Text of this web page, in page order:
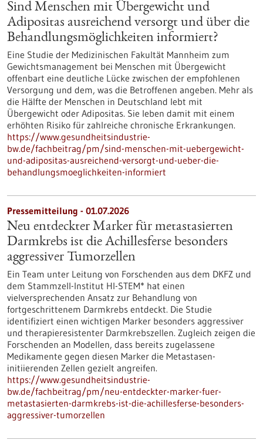
Sind Menschen mit Übergewicht und
Adipositas ausreichend versorgt und über die
Behandlungsmöglichkeiten informiert?
Eine Studie der Medizinischen Fakultät Mannheim zum
Gewichtsmanagement bei Menschen mit Übergewicht
offenbart eine deutliche Lücke zwischen der empfohlenen
Versorgung und dem, was die Betroffenen angeben. Mehr als
die Hälfte der Menschen in Deutschland lebt mit
Übergewicht oder Adipositas. Sie leben damit mit einem
erhöhten Risiko für zahlreiche chronische Erkrankungen.
https://www.gesundheitsindustrie-
bw.de/fachbeitrag/pm/sind-menschen-mit-uebergewicht-
und-adipositas-ausreichend-versorgt-und-ueber-die-
behandlungsmoeglichkeiten-informiert
Pressemitteilung - 01.07.2026
Neu entdeckter Marker für metastasierten
Darmkrebs ist die Achillesferse besonders
aggressiver Tumorzellen
Ein Team unter Leitung von Forschenden aus dem DKFZ und
dem Stammzell-Institut HI-STEM* hat einen
vielversprechenden Ansatz zur Behandlung von
fortgeschrittenem Darmkrebs entdeckt. Die Studie
identifiziert einen wichtigen Marker besonders aggressiver
und therapieresistenter Darmkrebszellen. Zugleich zeigen die
Forschenden an Modellen, dass bereits zugelassene
Medikamente gegen diesen Marker die Metastasen-
initiierenden Zellen gezielt angreifen.
https://www.gesundheitsindustrie-
bw.de/fachbeitrag/pm/neu-entdeckter-marker-fuer-
metastasierten-darmkrebs-ist-die-achillesferse-besonders-
aggressiver-tumorzellen